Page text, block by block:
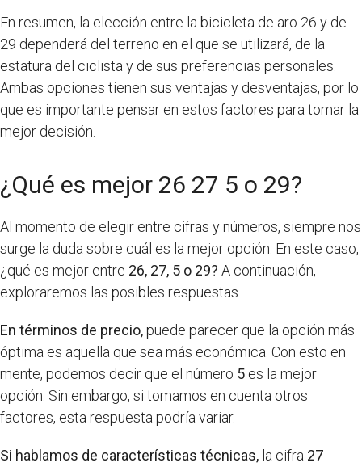
En resumen, la elección entre la bicicleta de aro 26 y de
29 dependerá del terreno en el que se utilizará, de la
estatura del ciclista y de sus preferencias personales.
Ambas opciones tienen sus ventajas y desventajas, por lo
que es importante pensar en estos factores para tomar la
mejor decisión.
¿Qué es mejor 26 27 5 o 29?
Al momento de elegir entre cifras y números, siempre nos
surge la duda sobre cuál es la mejor opción. En este caso,
¿qué es mejor entre 26, 27, 5 o 29? A continuación,
exploraremos las posibles respuestas.
En términos de precio,puede parecer que la opción más
óptima es aquella que sea más económica. Con esto en
mente, podemos decir que el número 5 es la mejor
opción. Sin embargo, si tomamos en cuenta otros
factores, esta respuesta podría variar.
Si hablamos de características técnicas, la cifra 27